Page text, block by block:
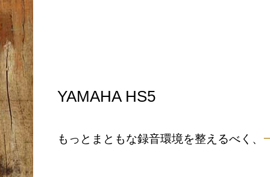
YAMAHA HS5
もっとまともな録音環境を整えるべく、